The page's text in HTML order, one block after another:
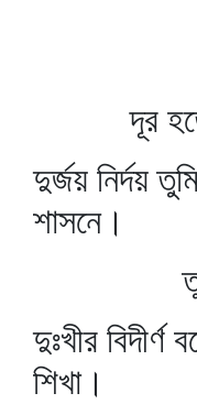
দূর হতে
দুর্জয় নির্দয়
শাসনে।
তুমি
দুঃখীর বিদীর্ণ
শিখা।